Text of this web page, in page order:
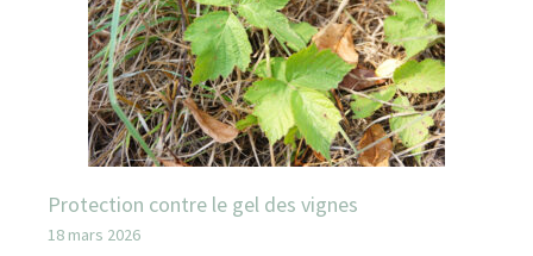
Protection contre le gel des vignes
18 mars 2026